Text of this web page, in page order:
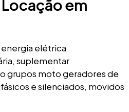
em
elétrica
suplementar
grupos moto geradores de
e silenciados, movidos